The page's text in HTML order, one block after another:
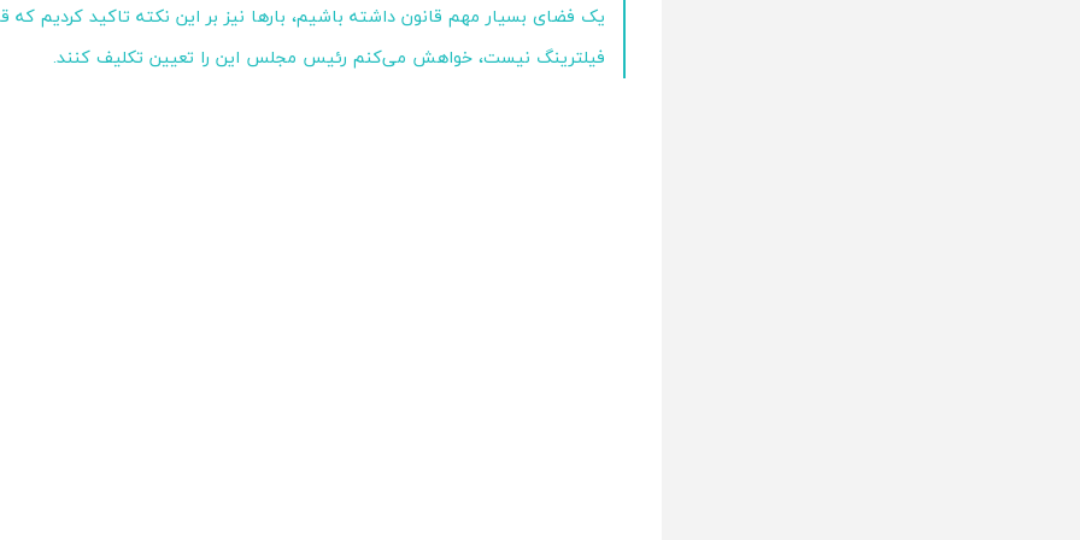
یک فضای بسیار مهم قانون داشته باشیم، بارها نیز بر این نکته تاکید کردیم که
فیلترینگ نیست، خواهش می‌کنم رئیس مجلس این را تعیین تکلیف کنند.